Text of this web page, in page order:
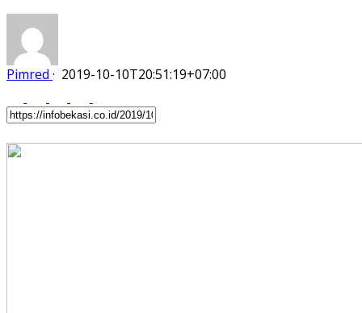
Pimred · 2019-10-10T20:51:19+07:00